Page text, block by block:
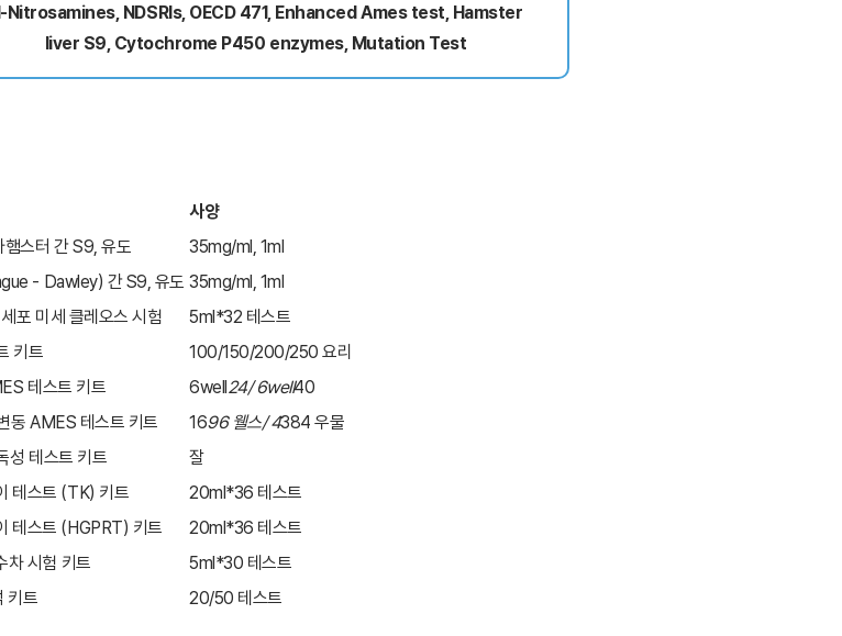
Nitrosamines, NDSRIs, OECD 471, Enhanced Ames test, Hamster
liver S9, Cytochrome P450 enzymes, Mutation Test
사양
스터 간 S9,유도
35mg/ml, 1ml
- Dawley) 간 S9, 유도 35mg/ml, 1ml
세포 미세 클레오스 시험 5ml*32 테스트
키트 100/150/200/250요리
테스트 키트 6well 24/ 6well40
동 AMES 테스트 키트 1696 웰스/ 4384우물
성 테스트 키트
잘
테스트 (TK) 키트 20ml*36 테스트
테스트 (HGPRT) 키트 20ml*36 테스트
차시험 키트 5ml*30 테스트
키트 20/50 테스트